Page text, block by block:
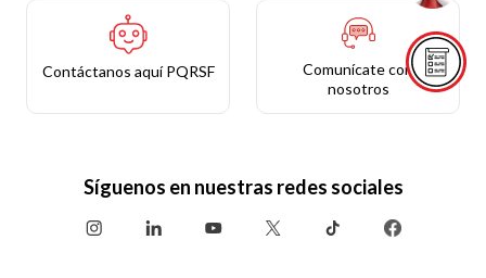
Contáctanos aquí PQRSF
Comunícate con
nosotros
Síguenos en nuestras redes sociales